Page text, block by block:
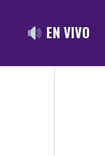
EN VIVO